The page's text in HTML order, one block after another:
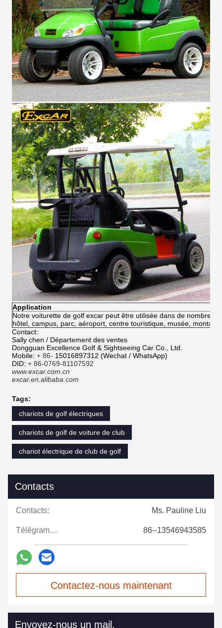
Application
Notre voiturette de golf excar peut être utilisée dans de
hôtel, campus, parc, aéroport, centre touristique, musée,
Contact:
Sally chen / Département des ventes
Dongguan Excellence Golf & Sightseeing Car Co., Ltd.
Mobile: + 86- 15016897312 (Wechat / WhatsApp)
DID: + 86-0769-81107592
www.excar.com.cn
excar.en.alibaba.com
Tags:
chariots de golf électriques
chariots de golf de voiture de club
chariot électrique de club de golf
Contacts
Contacts: Ms. Pauline Liu
Télégramme: 86--13546943585
Contactez-nous maintenant
Envoyez-nous un mail.